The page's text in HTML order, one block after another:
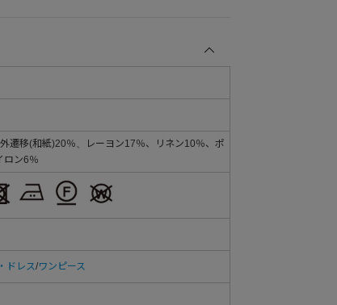
遷移(和紙)20％、レーヨン17％、リネン10％、ポ
ロン6％
ドレス/ワンピース